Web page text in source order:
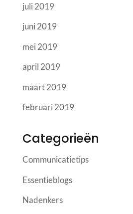
juli 2019
juni 2019
mei 2019
april 2019
maart 2019
februari 2019
Categorieën
Communicatietips
Essentieblogs
Nadenkers